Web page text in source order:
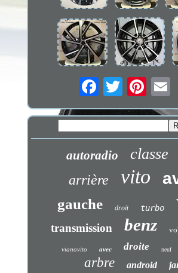
autoradio classe
arrière vito
gauche droit turbo
transmission benz
vianovito avec droite neuf
arbre
android